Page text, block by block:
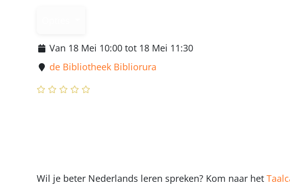
Van 18 Mei 10:00 tot 18 Mei 11:30
de Bibliotheek Bibliorura
Wil je beter Nederlands leren spreken? Kom naar het